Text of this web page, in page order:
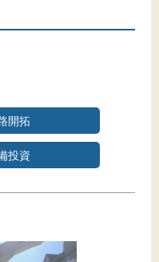
開拓
投資